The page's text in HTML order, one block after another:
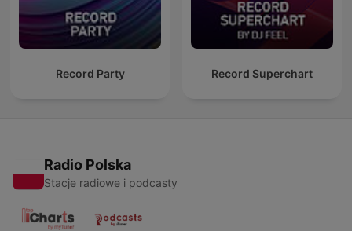
Record Party Record Superchart
Radio Polska
Stacje radiowe i podcasty